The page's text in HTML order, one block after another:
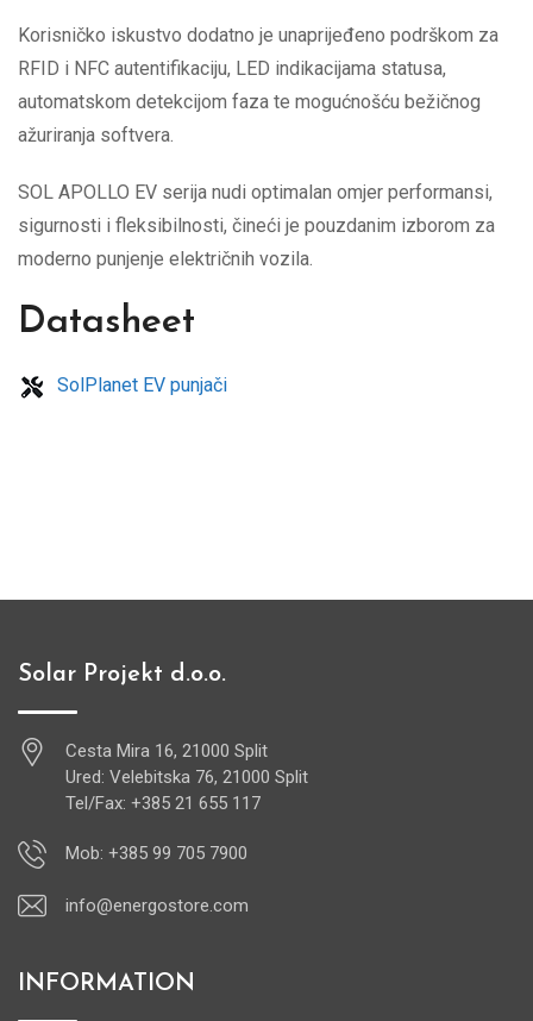
Korisničko iskustvo dodatno je unaprijeđeno podrškom za
RFID i NFC autentifikaciju, LED indikacijama statusa,
automatskom detekcijom faza te mogućnošću bežičnog
ažuriranja softvera.
SOL APOLLO EV serija nudi optimalan omjer performansi,
sigurnosti i fleksibilnosti, čineći je pouzdanim izborom za
moderno punjenje električnih vozila.
Datasheet
SolPlanet EV punjači
Solar Projekt d.o.o.
Cesta Mira 16, 21000 Split
Ured: Velebitska 76, 21000 Split
Tel/Fax: +385 21 655 117
Mob: +385 99 705 7900
info@energostore.com
INFORMATION